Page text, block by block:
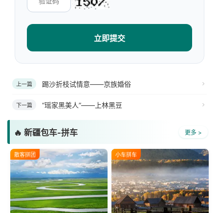
立即提交
上一篇 踢沙折枝试情意——京族婚俗
下一篇 “瑶家黑美人”——上林黑豆
🔥 新疆包车-拼车 更多 >
散客拼团 小车拼车